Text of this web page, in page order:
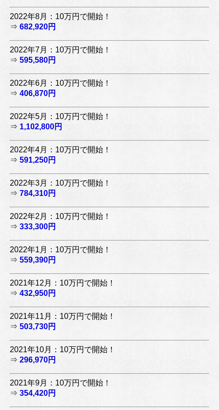
2022年8月：10万円で開始！
⇒ 682,920円
2022年7月：10万円で開始！
⇒ 595,580円
2022年6月：10万円で開始！
⇒ 406,870円
2022年5月：10万円で開始！
⇒ 1,102,800円
2022年4月：10万円で開始！
⇒ 591,250円
2022年3月：10万円で開始！
⇒ 784,310円
2022年2月：10万円で開始！
⇒ 333,300円
2022年1月：10万円で開始！
⇒ 559,390円
2021年12月：10万円で開始！
⇒ 432,950円
2021年11月：10万円で開始！
⇒ 503,730円
2021年10月：10万円で開始！
⇒ 296,970円
2021年9月：10万円で開始！
⇒ 354,420円